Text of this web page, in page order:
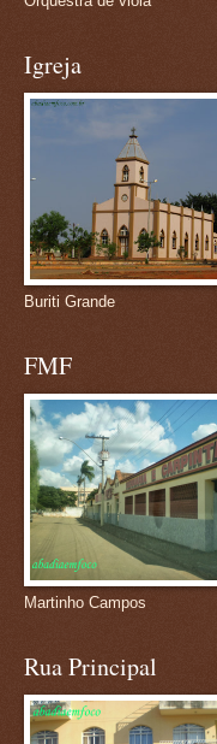
Igreja
Buriti Grande
FMF
Martinho Campos
Rua Principal